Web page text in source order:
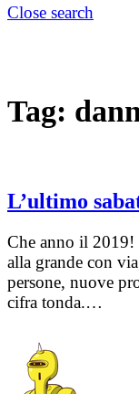
Close search
Tag:
L’ultimo
Che anno il 2019!
alla grande con
persone, nuove
cifra tonda.…